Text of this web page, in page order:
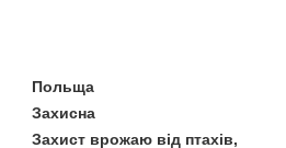
Польща
Захисна
Захист врожаю від птахів,